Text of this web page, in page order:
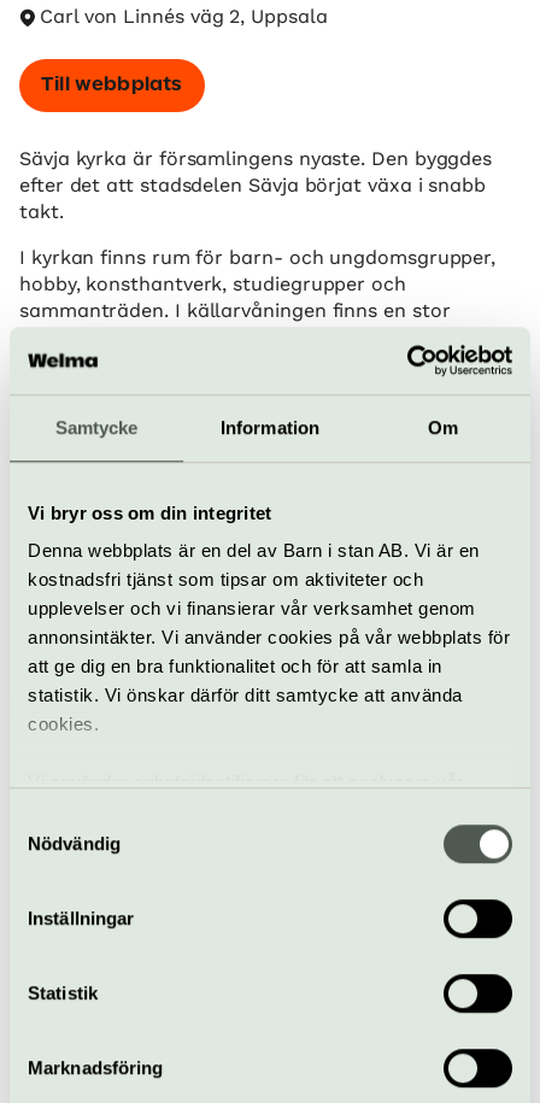
Samtycke Information Om
Vi bryr oss om din integritet
Denna webbplats är en del av Barn i stan AB. Vi är en
kostnadsfri tjänst som tipsar om aktiviteter och
upplevelser och vi finansierar vår verksamhet genom
annonsintäkter. Vi använder cookies på vår webbplats för
att ge dig en bra funktionalitet och för att samla in
statistik. Vi önskar därför ditt samtycke att använda
cookies.
samt tillhandahålla funktioner för sociala medier. Vi
vidarebefordrar även sådana identifierare och annan
information från din enhet till de sociala medier och
annons- och analysföretag som vi samarbetar med.
information som du har tillhandahållit eller som de har
Nödvändig
Inställningar
Statistik
Marknadsföring
Carl von Linnés väg 2, Uppsala
Till webbplats
Sävja kyrka är församlingens nyaste. Den byggdes
efter det att stadsdelen Sävja börjat växa i snabb
takt.
I kyrkan finns rum för barn- och ungdomsgrupper,
hobby, konsthantverk, studiegrupper och
sammanträden. I källarvåningen finns en stor
Sävja kyrka är tänkt att vara en samlingsplats för
firas gudstjänst söndagar kl 9.30 tillsammans med
EFS (Evangeliska Fosterlandsstiftelsen). Lokalerna
medlemmar i Svenska kyrkan som bor i
församlingen.
När
Se hemsida för öppetider.
Fri entré
Bra att veta
Bar
Carl von Linnés väg 2, Uppsala
+46 184 181000
Till webbplats